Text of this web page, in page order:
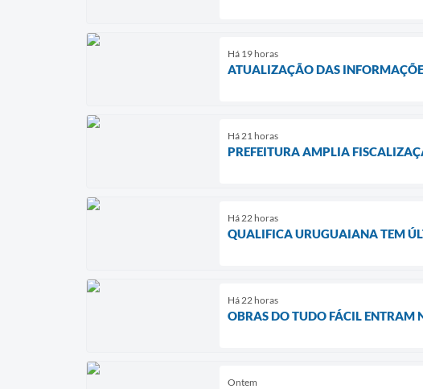
Há 19 horas
ATUALIZAÇÃO DAS
Há 21 horas
PREFEITURA AMPLIA
Há 22 horas
QUALIFICA URUGUAIANA TEM
Há 22 horas
OBRAS DO TUDO FÁCIL ENTRAM
Ontem